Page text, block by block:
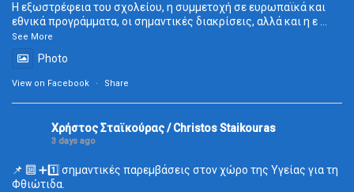
Η εξωστρέφεια του σχολείου, η συμμετοχή σε ευρωπαϊκά και
εθνικά προγράμματα, οι σημαντικές διακρίσεις, αλλά και η ε
See More
Photo
View on Facebook · Share
Χρήστος Σταϊκούρας / Christos Staikouras
3 days ago
📌 🔟 ➕1️⃣ σημαντικές παρεμβάσεις στον χώρο της Υγείας για τη
Φθιώτιδα.